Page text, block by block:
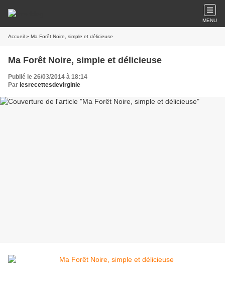
MENU
Accueil » Ma Forêt Noire, simple et délicieuse
Ma Forêt Noire, simple et délicieuse
Publié le 26/03/2014 à 18:14
Par lesrecettesdevirginie